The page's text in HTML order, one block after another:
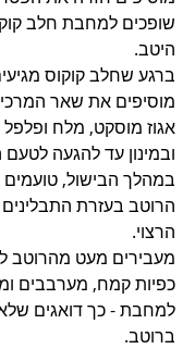
שופכים למחבת חלב
היטב.
ברגע שחלב קוקוס
מוסיפים את שאר
אגוז מוסקט, מלח
ובמינון עד להגעה לטעם
במהלך הבישול, טועמים
הרוטב בעזרת
הרצוי.
מעבירים מעט מהרוטב
כפיות קמח, מערבבים
למחבת - כך דואגים שלא
ברוטב.